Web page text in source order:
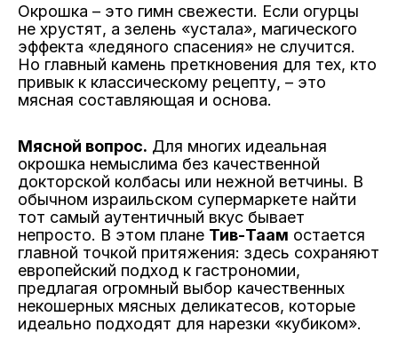
Окрошка – это гимн свежести. Если огурцы
не хрустят, а зелень «устала», магического
эффекта «ледяного спасения» не случится.
Но главный камень преткновения для тех, кто
привык к классическому рецепту, – это
мясная составляющая и основа.
Мясной вопрос. Для многих идеальная
окрошка немыслима без качественной
докторской колбасы или нежной ветчины. В
обычном израильском супермаркете найти
тот самый аутентичный вкус бывает
непросто. В этом плане Тив-Таам остается
главной точкой притяжения: здесь сохраняют
европейский подход к гастрономии,
предлагая огромный выбор качественных
некошерных мясных деликатесов, которые
идеально подходят для нарезки «кубиком».